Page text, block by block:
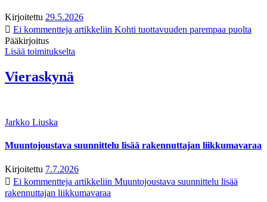
Kirjoitettu 29.5.2026
Ei kommentteja artikkeliin Kohti tuottavuuden parempaa puolta
Pääkirjoitus
Lisää toimitukselta
Vieraskynä
Jarkko Liuska
Muuntojoustava suunnittelu lisää rakennuttajan liikkumavaraa
Kirjoitettu 7.7.2026
Ei kommentteja artikkeliin Muuntojoustava suunnittelu lisää
rakennuttajan liikkumavaraa